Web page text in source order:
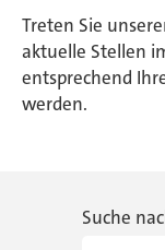
Treten Sie
aktuelle Stellen
entsprechend
werden.
Suche